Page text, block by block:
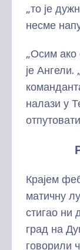
„то је
несме
„Осим ако
је
налази у
Крајем
матичну
стигао ни
град на
говорили